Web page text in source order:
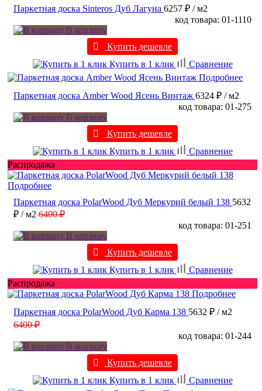
Паркетная доска Sinteros Дуб Лагуна 6257 ₽ / м2
код товара: 01-1110
В корзину
Купить дешевле
Купить в 1 клик
Сравнение
Подробнее
Паркетная доска Amber Wood Ясень Винтаж 6324 ₽ / м2
код товара: 01-275
В корзину
Купить дешевле
Купить в 1 клик
Сравнение
Распродажа
Подробнее
Паркетная доска PolarWood Дуб Меркурий белый 138 5632
₽ / м2 6400 ₽
код товара: 01-251
В корзину
Купить дешевле
Купить в 1 клик
Сравнение
Распродажа
Подробнее
Паркетная доска PolarWood Дуб Карма 138 5632 ₽ / м2
6400 ₽
код товара: 01-244
В корзину
Купить дешевле
Купить в 1 клик
Сравнение